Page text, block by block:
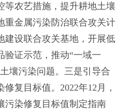
等农艺措施，提升耕地土壤
重金属污染防治联合攻关计
建设联合攻关基地，开展低
验证示范，推动“一域一
壤污染问题。三是引导合
复目标值。2022年12月，
污染修复目标值制定指南